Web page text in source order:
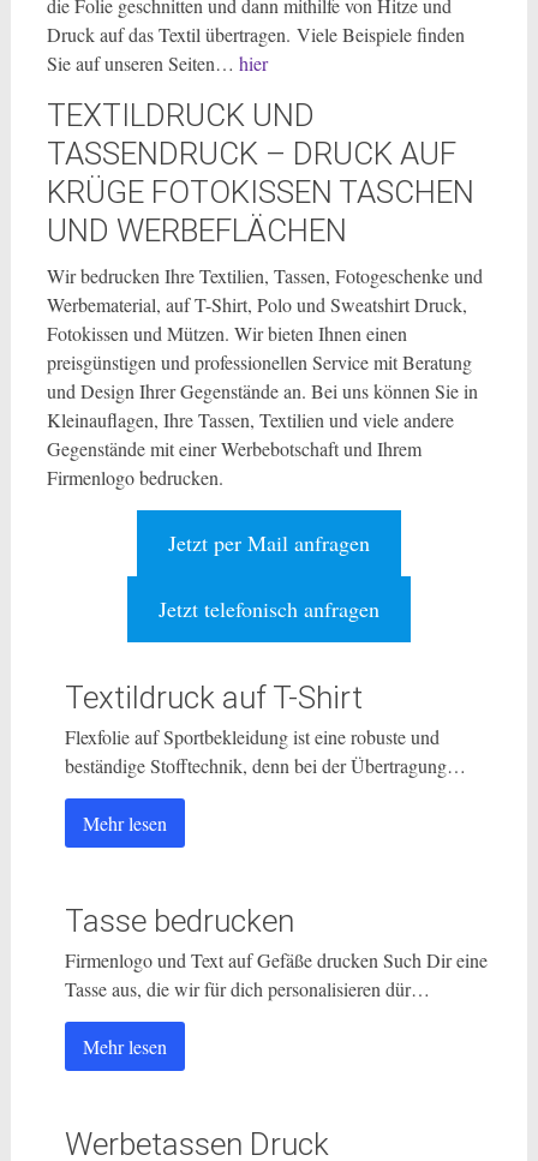
die Folie geschnitten und dann mithilfe von Hitze und
Druck auf das Textil übertragen. Viele Beispiele finden
Sie auf unseren Seiten… hier
TEXTILDRUCK UND
TASSENDRUCK – DRUCK AUF
KRÜGE FOTOKISSEN TASCHEN
UND WERBEFLÄCHEN
Wir bedrucken Ihre Textilien, Tassen, Fotogeschenke und
Werbematerial, auf T-Shirt, Polo und Sweatshirt Druck,
Fotokissen und Mützen. Wir bieten Ihnen einen
preisgünstigen und professionellen Service mit Beratung
und Design Ihrer Gegenstände an. Bei uns können Sie in
Kleinauflagen, Ihre Tassen, Textilien und viele andere
Gegenstände mit einer Werbebotschaft und Ihrem
Firmenlogo bedrucken.
Jetzt per Mail anfragen
Jetzt telefonisch anfragen
Textildruck auf T-Shirt
Flexfolie auf Sportbekleidung ist eine robuste und
beständige Stofftechnik, denn bei der Übertragung…
Mehr lesen
Tasse bedrucken
Firmenlogo und Text auf Gefäße drucken Such Dir eine
Tasse aus, die wir für dich personalisieren dür…
Mehr lesen
Werbetassen Druck